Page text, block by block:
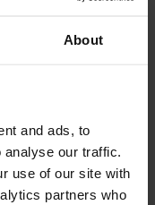
About
and ads, to
analyse our traffic.
use of our site with
partners who